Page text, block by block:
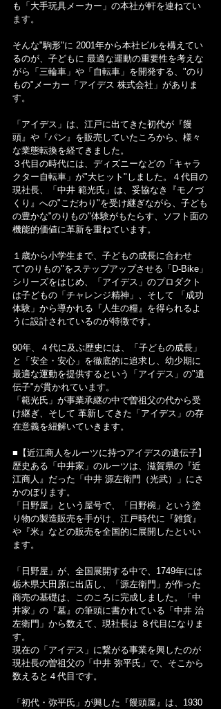
も「大手玩具メーカー」の本社が軒を連ねてい
ます。
そんな"駒形"に 2001年から本社ビルを構えてい
るのが、子どもに 最適な運動の重要性を考えな
がら「三輪車」や「自転車」を開発する、"のり
もの"メーカー「アイデス 株式会社」がありま
す。
「アイデス」は、江戸に出てきた初代が『饅
頭』や『パン』を販売していたころから、様々
な業態転換を経てきました。
３代目の時代には、ディズニーなどの「キャラ
クター自転車」が"大ヒット"しました。４代目の
現社長、「中井 範光氏」は、妥協なき『モノづ
くり』への"こだわり"を受け継ぎながら、子ども
の豊かな"のりもの"体験がもたらす、ソフト面の
機能的価値に革新を重ねています。
１歳から小学生まで、子どもの成長に合わせ
て"のりもの"をステップアップさせる「D-Bike」
シリーズをはじめ、「アイデス」のプロダクト
は子どもの「チャレンジ精神」、そして 「成功
体験」から導かれる『人生の糧』を得られるよ
うに設計されているのが特徴です。
90年、４代に及ぶ歴史には、「子どもの成長」
と「安全・安心」を徹底的に追求し、幼少期に
最適な運動を提供するという「アイデス」の"遺
伝子"が貫かれています。
「範光氏」が事業承継の中で曽祖父の代から受
け継ぎ、そして 革新してきた「アイデス」の存
在意義を紐解いていきます。
■【近江商人をルーツに持つアイデスの遺伝子】
歴史ある「中井家」のルーツは、滋賀県の『近
江商人』だった「中井 源左衛門（光武）」にさ
かのぼります。
「日野屋」という屋号で、「日野椀」という塗
り物の製造販売を手がけ、江戸時代に『雑貨』
や『米』などの販売を全国的に展開したといい
ます。
「日野屋」が、全国展開する中で、1749年には
栃木県大田原に出店し、「源左衛門」が作った
商売の基礎は、このころに完成しました。「中
井家」の『墓』の筆頭に書かれている「中井 治
左衛門」から数えて、現社長は ８代目になりま
す。
現在の「アイデス」に繋がる事業を興したのが
現社長の曽祖父の「中井 弥平氏」で、そこから
数えると４代目です。
「初代・弥平氏」が興した『饅頭屋』は、1930